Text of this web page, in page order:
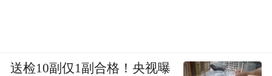
送检10副仅1副合格！央视曝